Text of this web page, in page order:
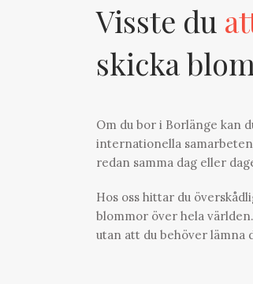
Visste du
skicka
Om du bor i Borlänge kan
internationella
redan samma dag eller
Hos oss hittar du
blommor över hela
utan att du behöver lämna